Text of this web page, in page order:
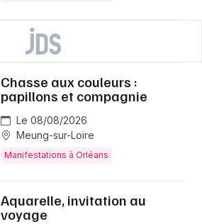
Chasse aux couleurs :
papillons et compagnie
Le 08/08/2026
Meung-sur-Loire
Manifestations à Orléans
Aquarelle, invitation au
voyage